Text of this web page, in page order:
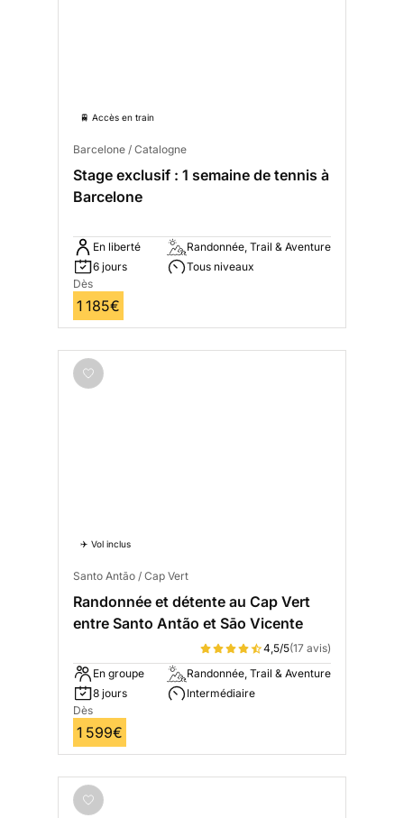
🚆 Accès en train
Barcelone / Catalogne
Stage exclusif : 1 semaine de tennis à
Barcelone
En liberté
6 jours
Randonnée, Trail & Aventure
Tous niveaux
Dès
1 185€
✈️ Vol inclus
Santo Antão / Cap Vert
Randonnée et détente au Cap Vert
entre Santo Antão et Sāo Vicente
4,5/5(17 avis)
En groupe
8 jours
Randonnée, Trail & Aventure
Intermédiaire
Dès
1 599€